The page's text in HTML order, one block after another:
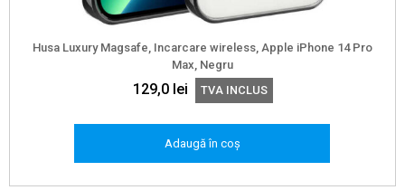
Husa Luxury Magsafe, Incarcare wireless, Apple iPhone 14 Pro
Max, Negru
129,0 lei TVA INCLUS
Adaugă în coș